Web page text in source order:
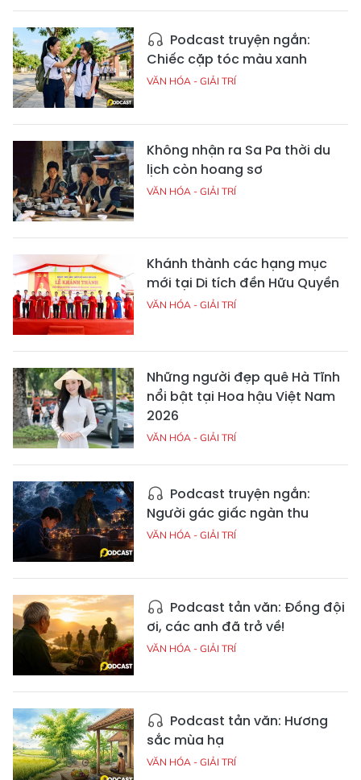
Podcast truyện ngắn:
Chiếc cặp tóc màu xanh
VĂN HÓA - GIẢI TRÍ
Không nhận ra Sa Pa thời du
lịch còn hoang sơ
VĂN HÓA - GIẢI TRÍ
Khánh thành các hạng mục
mới tại Di tích đền Hữu Quyền
VĂN HÓA - GIẢI TRÍ
Những người đẹp quê Hà Tĩnh
nổi bật tại Hoa hậu Việt Nam
2026
VĂN HÓA - GIẢI TRÍ
Podcast truyện ngắn:
Người gác giấc ngàn thu
VĂN HÓA - GIẢI TRÍ
Podcast tản văn: Đồng đội
ơi, các anh đã trở về!
VĂN HÓA - GIẢI TRÍ
Podcast tản văn: Hương
sắc mùa hạ
VĂN HÓA - GIẢI TRÍ